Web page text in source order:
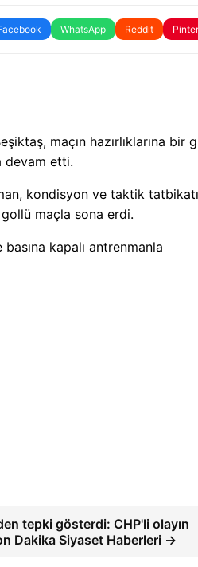
WhatsApp Reddit
maçın hazırlıklarına bir
devam etti.
kondisyon ve taktik
maçla sona erdi.
kapalı antrenmanla
tepki gösterdi: CHP'li olayın
Dakika Siyaset Haberleri →